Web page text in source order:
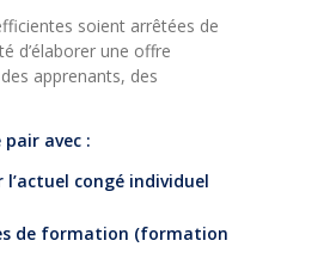
soient arrêtées de
d’élaborer une offre
apprenants, des
avec :
congé individuel
de formation (formation